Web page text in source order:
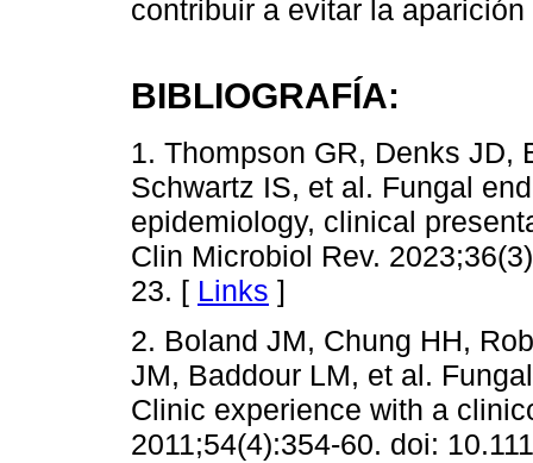
contribuir a evitar la
BIBLIOGRAFÍA:
1. Thompson GR, Denks JD,
Schwartz IS, et al. Fungal
epidemiology, clinical
Clin Microbiol Rev.
23. [ Links ]
2. Boland JM, Chung HH,
JM, Baddour LM, et al.
Clinic experience with a
2011;54(4):354-60. doi: